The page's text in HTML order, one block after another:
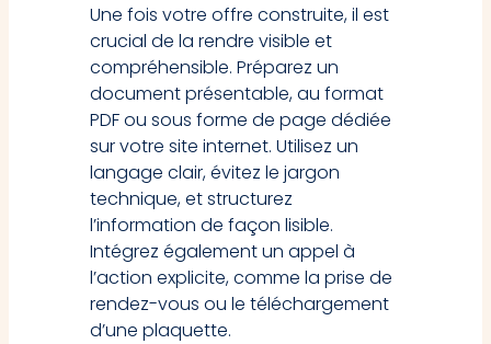
Une fois votre offre construite, il est
crucial de la rendre visible et
compréhensible. Préparez un
document présentable, au format
PDF ou sous forme de page dédiée
sur votre site internet. Utilisez un
langage clair, évitez le jargon
technique, et structurez
l’information de façon lisible.
Intégrez également un appel à
l’action explicite, comme la prise de
rendez-vous ou le téléchargement
d’une plaquette.